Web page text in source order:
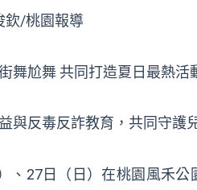
欽/桃園報導
舞尬舞 共同打造夏日最熱活
與反毒反詐教育，共同守護
、27日（日）在桃園風禾